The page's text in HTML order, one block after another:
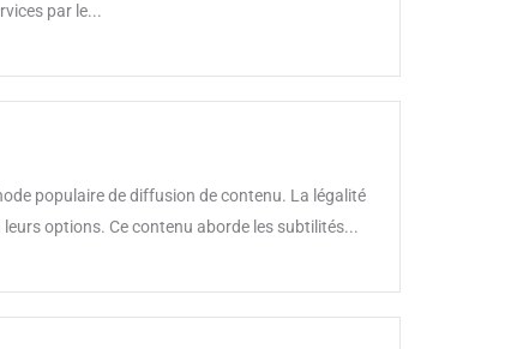
par le...
populaire de diffusion de contenu. La légalité
options. Ce contenu aborde les subtilités...